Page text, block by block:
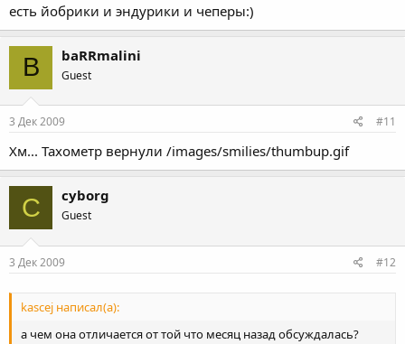
есть йобрики и эндурики и чеперы:)
B baRRmalini
Guest
3 Дек 2009 #11
Хм... Тахометр вернули /images/smilies/thumbup.gif
C cyborg
Guest
3 Дек 2009 #12
kascej написал(а):
а чем она отличается от той что месяц назад обсуждалась?